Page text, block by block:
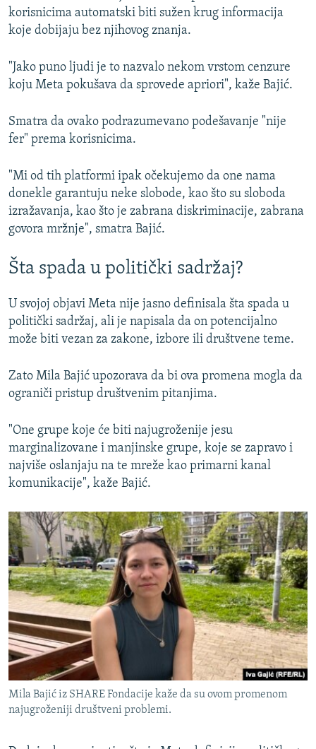
korisnicima automatski biti sužen krug informacija
koje dobijaju bez njihovog znanja.
"Jako puno ljudi je to nazvalo nekom vrstom cenzure
koju Meta pokušava da sprovede apriori", kaže Bajić.
Smatra da ovako podrazumevano podešavanje "nije
fer" prema korisnicima.
"Mi od tih platformi ipak očekujemo da one nama
donekle garantuju neke slobode, kao što su sloboda
izražavanja, kao što je zabrana diskriminacije, zabrana
govora mržnje", smatra Bajić.
Šta spada u politički sadržaj?
U svojoj objavi Meta nije jasno definisala šta spada u
politički sadržaj, ali je napisala da on potencijalno
može biti vezan za zakone, izbore ili društvene teme.
Zato Mila Bajić upozorava da bi ova promena mogla da
ograniči pristup društvenim pitanjima.
"One grupe koje će biti najugroženije jesu
marginalizovane i manjinske grupe, koje se zapravo i
najviše oslanjaju na te mreže kao primarni kanal
komunikacije", kaže Bajić.
Mila Bajić iz SHARE Fondacije kaže da su ovom promenom
najugroženiji društveni problemi.